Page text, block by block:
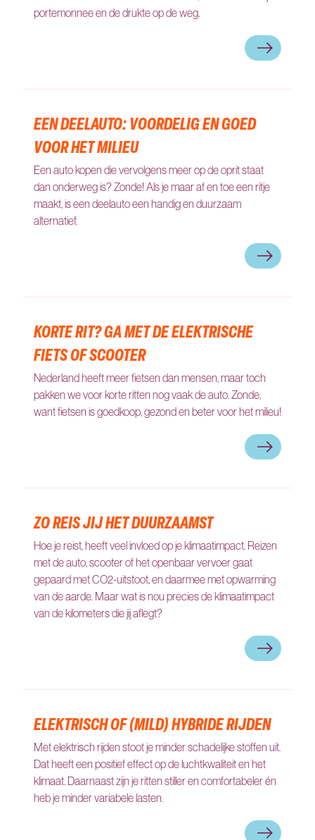
portemonnee en de drukte op de weg.
Minder
EEN DEELAUTO: VOORDELIG EN GOED
VOOR HET MILIEU
Een auto kopen die vervolgens meer op de oprit staat
dan onderweg is? Zonde! Als je maar af en toe een ritje
maakt, is een deelauto een handig en duurzaam
alternatief.
Een
KORTE RIT? GA MET DE ELEKTRISCHE
FIETS OF SCOOTER
Nederland heeft meer fietsen dan mensen, maar toch
pakken we voor korte ritten nog vaak de auto. Zonde,
want fietsen is goedkoop, gezond en beter voor het milieu!
Korte rit?
ZO REIS JIJ HET DUURZAAMST
Hoe je reist, heeft veel invloed op je klimaatimpact. Reizen
met de auto, scooter of het openbaar vervoer gaat
gepaard met CO2-uitstoot, en daarmee met opwarming
van de aarde. Maar wat is nou precies de klimaatimpact
van de kilometers die jij aflegt?
Zo reis jij
ELEKTRISCH OF (MILD) HYBRIDE RIJDEN
Met elektrisch rijden stoot je minder schadelijke stoffen uit.
Dat heeft een positief effect op de luchtkwaliteit en het
klimaat. Daarnaast zijn je ritten stiller en comfortabeler én
heb je minder variabele lasten.
Elektrisch